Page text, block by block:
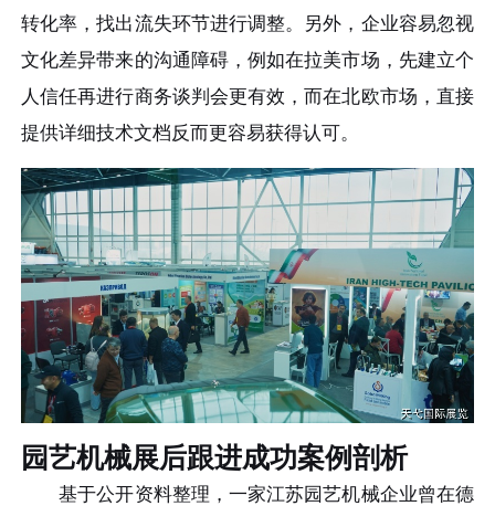
转化率，找出流失环节进行调整。另外，企业容易忽视
文化差异带来的沟通障碍，例如在拉美市场，先建立个
人信任再进行商务谈判会更有效，而在北欧市场，直接
提供详细技术文档反而更容易获得认可。
园艺机械展后跟进成功案例剖析
基于公开资料整理，一家江苏园艺机械企业曾在德